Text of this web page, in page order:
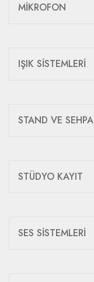
MİKROFON
IŞIK SİSTEMLERİ
STAND VE SEHPA
STÜDYO KAYIT
SES SİSTEMLERİ